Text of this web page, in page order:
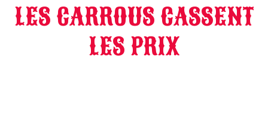
LES CARROUS CASSENT
LES PRIX